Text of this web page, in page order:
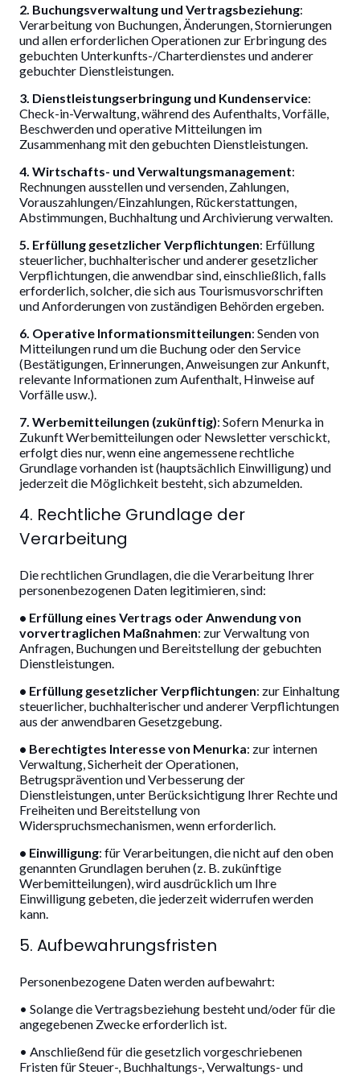
2. Buchungsverwaltung und Vertragsbeziehung:
Verarbeitung von Buchungen, Änderungen, Stornierungen
und allen erforderlichen Operationen zur Erbringung des
gebuchten Unterkunfts-/Charterdienstes und anderer
gebuchter Dienstleistungen.
3. Dienstleistungserbringung und Kundenservice:
Check-in-Verwaltung, während des Aufenthalts, Vorfälle,
Beschwerden und operative Mitteilungen im
Zusammenhang mit den gebuchten Dienstleistungen.
4. Wirtschafts- und Verwaltungsmanagement:
Rechnungen ausstellen und versenden, Zahlungen,
Vorauszahlungen/Einzahlungen, Rückerstattungen,
Abstimmungen, Buchhaltung und Archivierung verwalten.
5. Erfüllung gesetzlicher Verpflichtungen: Erfüllung
steuerlicher, buchhalterischer und anderer gesetzlicher
Verpflichtungen, die anwendbar sind, einschließlich, falls
erforderlich, solcher, die sich aus Tourismusvorschriften
und Anforderungen von zuständigen Behörden ergeben.
6. Operative Informationsmitteilungen: Senden von
Mitteilungen rund um die Buchung oder den Service
(Bestätigungen, Erinnerungen, Anweisungen zur Ankunft,
relevante Informationen zum Aufenthalt, Hinweise auf
Vorfälle usw.).
7. Werbemitteilungen (zukünftig): Sofern Menurka in
Zukunft Werbemitteilungen oder Newsletter verschickt,
erfolgt dies nur, wenn eine angemessene rechtliche
Grundlage vorhanden ist (hauptsächlich Einwilligung) und
jederzeit die Möglichkeit besteht, sich abzumelden.
4. Rechtliche Grundlage der
Verarbeitung
Die rechtlichen Grundlagen, die die Verarbeitung Ihrer
personenbezogenen Daten legitimieren, sind:
• Erfüllung eines Vertrags oder Anwendung von
vorvertraglichen Maßnahmen: zur Verwaltung von
Anfragen, Buchungen und Bereitstellung der gebuchten
Dienstleistungen.
• Erfüllung gesetzlicher Verpflichtungen: zur Einhaltung
steuerlicher, buchhalterischer und anderer Verpflichtungen
aus der anwendbaren Gesetzgebung.
• Berechtigtes Interesse von Menurka: zur internen
Verwaltung, Sicherheit der Operationen,
Betrugsprävention und Verbesserung der
Dienstleistungen, unter Berücksichtigung Ihrer Rechte und
Freiheiten und Bereitstellung von
Widerspruchsmechanismen, wenn erforderlich.
• Einwilligung: für Verarbeitungen, die nicht auf den oben
genannten Grundlagen beruhen (z. B. zukünftige
Werbemitteilungen), wird ausdrücklich um Ihre
Einwilligung gebeten, die jederzeit widerrufen werden
kann.
5. Aufbewahrungsfristen
Personenbezogene Daten werden aufbewahrt:
• Solange die Vertragsbeziehung besteht und/oder für die
angegebenen Zwecke erforderlich ist.
• Anschließend für die gesetzlich vorgeschriebenen
Fristen für Steuer-, Buchhaltungs-, Verwaltungs- und